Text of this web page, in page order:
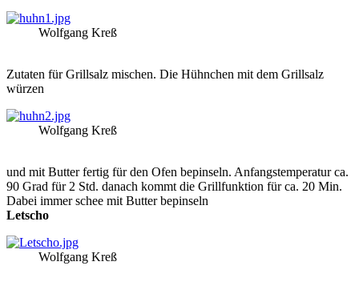
Wolfgang Kreß
Zutaten für Grillsalz mischen. Die Hühnchen mit dem Grillsalz
würzen
Wolfgang Kreß
und mit Butter fertig für den Ofen bepinseln. Anfangstemperatur ca.
90 Grad für 2 Std. danach kommt die Grillfunktion für ca. 20 Min.
Dabei immer schee mit Butter bepinseln
Letscho
Wolfgang Kreß